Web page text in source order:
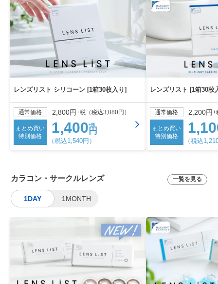
レンズリスト シリコーン [1箱30枚入り]
通常価格 2,800円+税（税込3,080円）
まとめ買い
特別価格
1,400円
+税
（税込1,540円）
レンズリスト [1箱30枚
通常価格 2,200円+
まとめ買い
特別価格
（税込
カラコン・サークルレンズ 一覧を見る
1DAY 1MONTH